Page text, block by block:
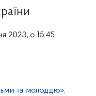
2023, о 15:45
та молоддю».